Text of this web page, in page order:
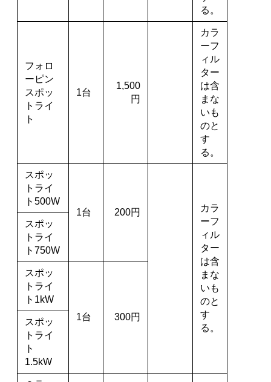
る。
フォロ
ーピン
スポッ
トライ
ト
1台
1,500
円
カラ
ーフ
ィル
ター
は含
まな
いも
のと
す
る。
スポッ
トライ
ト500W
1台
200円
カラ
ーフ
ィル
ター
は含
まな
いも
のと
す
る。
スポッ
トライ
ト750W
スポッ
トライ
ト1kW
1台
300円
スポッ
トライ
ト
1.5kW